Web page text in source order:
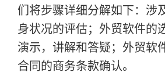
们将步骤详细分解如下：涉
身状况的评估；外贸软件的
演示，讲解和答疑；外贸软
合同的商务条款确认。